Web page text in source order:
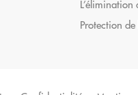
L’élimination
Protection